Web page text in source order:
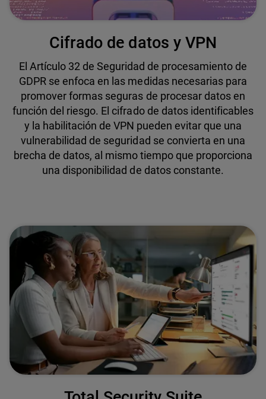
Cifrado de datos y VPN
El Artículo 32 de Seguridad de procesamiento de
GDPR se enfoca en las medidas necesarias para
promover formas seguras de procesar datos en
función del riesgo. El cifrado de datos identificables
y la habilitación de VPN pueden evitar que una
vulnerabilidad de seguridad se convierta en una
brecha de datos, al mismo tiempo que proporciona
una disponibilidad de datos constante.